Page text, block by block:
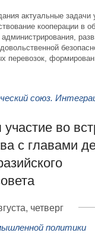
актуальные задачи
кооперации в
перевозок,
союз.
во
с главами
четверг
политики